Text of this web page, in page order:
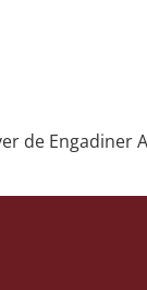
de Engadiner